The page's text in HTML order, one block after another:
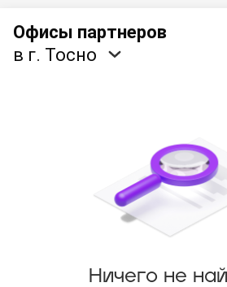
Офисы партнеров
в г. Тосно
Ничего не